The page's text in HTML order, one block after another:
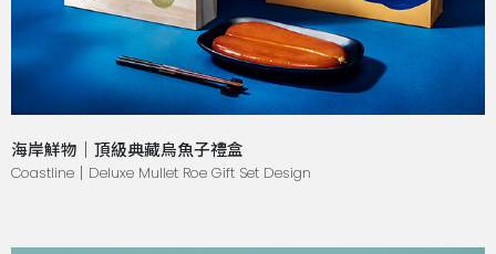
海岸鮮物｜頂級典藏烏魚子禮盒
Coastline｜Deluxe Mullet Roe Gift Set Design